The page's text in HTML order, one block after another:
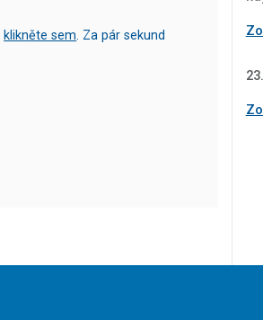
klikněte sem. Za pár sekund